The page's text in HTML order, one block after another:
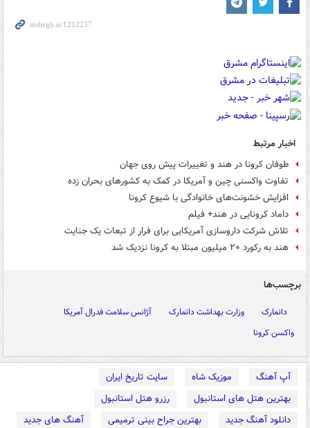
اخبار مرتبط
طوفان کرونا در هند و تغییرات پیش روی جهان
تفاوت واکسنی چین و آمریکا در کمک به کشورهای بحران زده
افزایش خشونت‌های خانوادگی با شیوع کرونا
داماد کرونایی در هند+ فیلم
تلاش شرکت داروسازی آمریکایی برای فرار از تبعات یک جنایت
هند به رکورد ۲۰ میلیون مبتلا به کرونا نزدیک شد
برچسب‌ها
دانمارک وزارت بهداشت دانمارک
آژانس سلامت فدرال آمریکا
واکسن کرونا
آپ آهنگ موزیک شاه
سایت تاریخ ایران
بهترین هتل های استانبول
رزرو هتل استانبول
دانلود آهنگ جدید
بهترین جراح بینی ترمیمی
آهنگ های جدید